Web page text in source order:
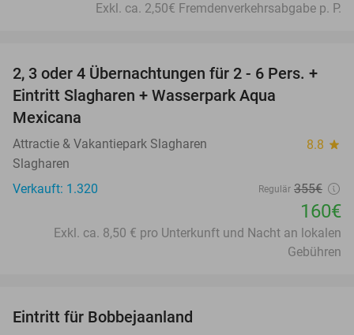
Exkl. ca. 2,50€ Fremdenverkehrsabgabe p. P.
55%
2, 3 oder 4 Übernachtungen für 2 - 6 Pers. +
Eintritt Slagharen + Wasserpark Aqua
Mexicana
Attractie & Vakantiepark Slagharen 8.8 star
Slagharen
Verkauft: 1.320
Regulär 355€
160€
Exkl. ca. 8,50 € pro Unterkunft und Nacht an lokalen
Gebühren
Eintritt für Bobbejaanland